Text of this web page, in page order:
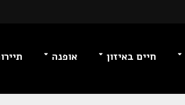
חיים באיזון אופנה